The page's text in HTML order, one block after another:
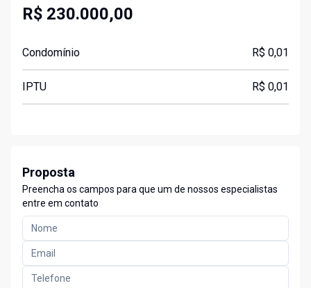
R$ 230.000,00
Condomínio R$ 0,01
IPTU R$ 0,01
Proposta
Preencha os campos para que um de nossos especialistas
entre em contato